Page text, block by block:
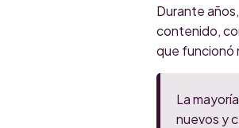
Durante
contenido,
que funcionó
La
nuevos y